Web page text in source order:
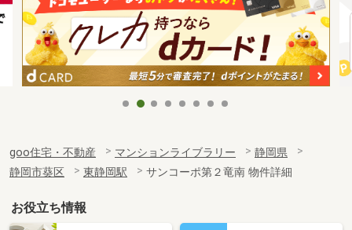
goo住宅・不動産 マンションライブラリー
静岡県
静岡市葵区
東静岡駅 サンコーポ第２竜南 物件詳細
お役立ち情報